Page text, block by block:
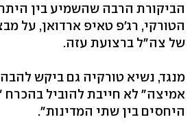
הביקורת הרבה שהשמיע בין
הטורקי, רג'פ טאיפ ארדואן, על
של צה"ל ברצועת עזה.
מנגד, נשיא טורקיה גם ביקש
אמיצה" לא חייבת להוביל
היחסים בין שתי המדינות".